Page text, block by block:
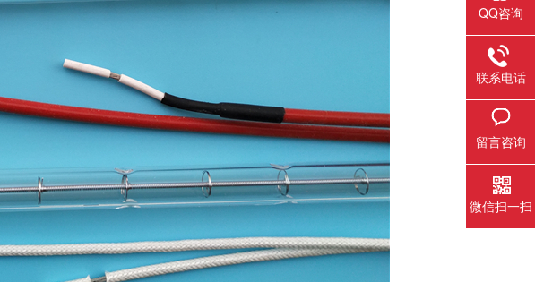
QQ咨询
联系电话
留言咨询
微信扫一扫